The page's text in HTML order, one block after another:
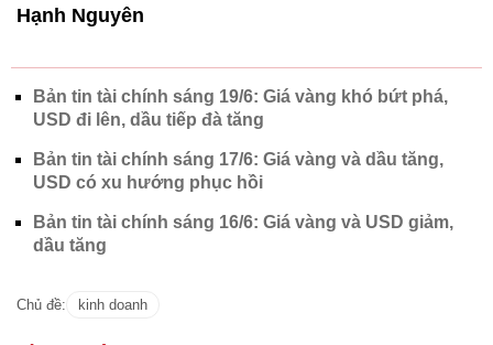
Hạnh Nguyên
Bản tin tài chính sáng 19/6: Giá vàng khó bứt phá,
USD đi lên, dầu tiếp đà tăng
Bản tin tài chính sáng 17/6: Giá vàng và dầu tăng,
USD có xu hướng phục hồi
Bản tin tài chính sáng 16/6: Giá vàng và USD giảm,
dầu tăng
Chủ đề: kinh doanh